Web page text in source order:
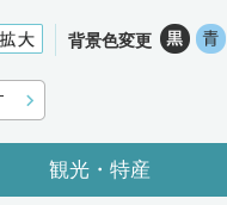
背景色変更
観光・特産